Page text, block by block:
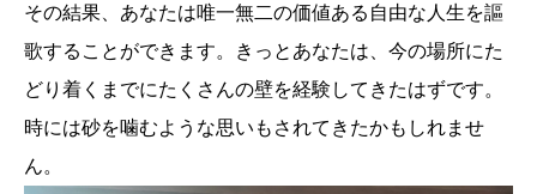
その結果、あなたは唯一無二の価値ある自由な人生を謳
歌することができます。きっとあなたは、今の場所にた
どり着くまでにたくさんの壁を経験してきたはずです。
時には砂を噛むような思いもされてきたかもしれませ
ん。